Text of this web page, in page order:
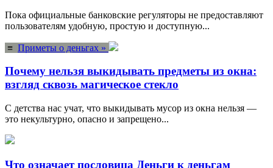
Пока официальные банковские регуляторы не предоставляют
пользователям удобную, простую и доступную...
≡ Приметы о деньгах »
Почему нельзя выкидывать предметы из окна:
взгляд сквозь магическое стекло
С детства нас учат, что выкидывать мусор из окна нельзя —
это некультурно, опасно и запрещено...
Что означает пословица Деньги к деньгам